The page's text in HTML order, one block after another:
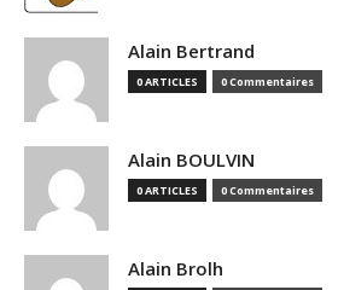
Alain Bertrand
0 ARTICLES 0 Commentaires
Alain BOULVIN
0 ARTICLES 0 Commentaires
Alain Brolh